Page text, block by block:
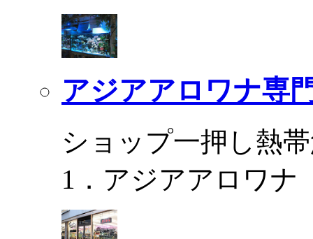
アジアアロワナ専
ショップ一押し熱
1．アジアアロワ